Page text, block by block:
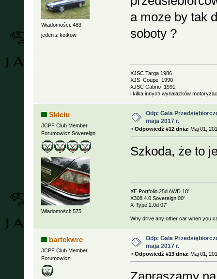
Wiadomości: 483
jeden z kotkow
a moze by tak
soboty ?
XJSC Targa 1986
XJS Coupe 1990
XJSC Cabrio 1991
i kilka innych wynalazków
Skiciu
JCPF Club Member
Forumowicz Sovereign
Wiadomości: 575
Odp: Gala
maja 2017 r.
« Odpowiedź #12 dnia: Maj 01,
Szkoda, że to
XE Portfolio 25d AWD 18'
X308 4.0 Sovereign 00'
X-Type 2.0d 07'
-----------------------
Why drive any other car when you
bartekwrc
JCPF Club Member
Forumowicz
Odp: Gala
maja 2017 r.
« Odpowiedź #13 dnia: Maj 01,
Zapraszamy